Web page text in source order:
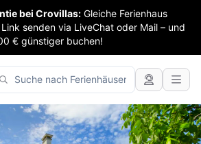
bei Crovillas: Gleiche Ferienhaus
senden via LiveChat oder Mail – und
€ günstiger buchen!